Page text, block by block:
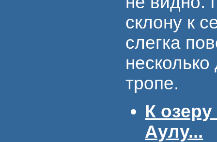
склону к
слегка
тропе.
К
Аулу...